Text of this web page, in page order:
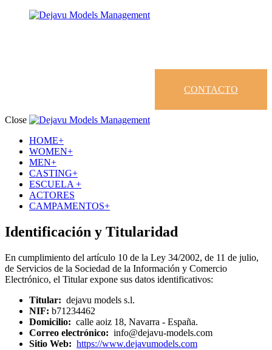
CONTACTO
Close
HOME+
WOMEN+
MEN+
CASTING+
ESCUELA +
ACTORES
CAMPAMENTOS+
Identificación y Titularidad
En cumplimiento del artículo 10 de la Ley 34/2002, de 11 de julio,
de Servicios de la Sociedad de la Información y Comercio
Electrónico, el Titular expone sus datos identificativos:
Titular: dejavu models s.l.
NIF: b71234462
Domicilio: calle aoiz 18, Navarra - España.
Correo electrónico: info@dejavu-models.com
Sitio Web: https://www.dejavumodels.com